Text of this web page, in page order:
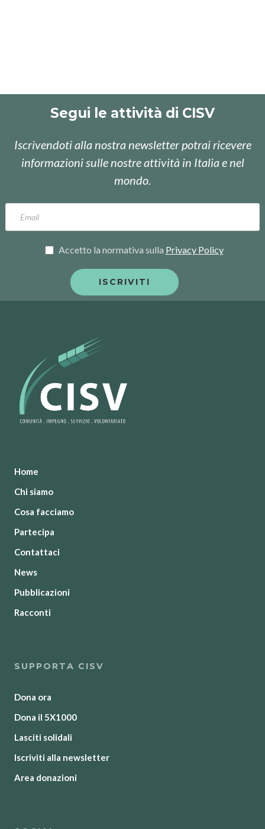
Segui le attività di CISV
Iscrivendoti alla nostra newsletter potrai ricevere
informazioni sulle nostre attività in Italia e nel
mondo.
Accetto la normativa sulla Privacy Policy
Home
Chi siamo
Cosa facciamo
Partecipa
Contattaci
News
Pubblicazioni
Racconti
SUPPORTA CISV
Dona ora
Dona il 5X1000
Lasciti solidali
Iscriviti alla newsletter
Area donazioni